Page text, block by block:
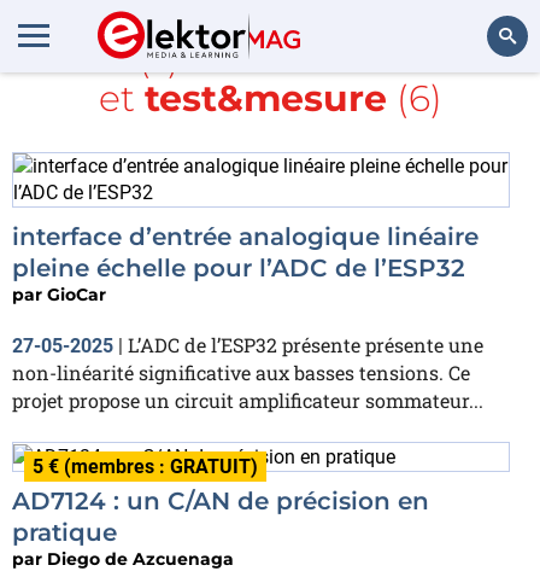
Rechercher
Article(s) avec la balise
ADC
et test&mesure (6)
interface d’entrée analogique linéaire
pleine échelle pour l’ADC de l’ESP32
par GioCar
27-05-2025 | L’ADC de l’ESP32 présente présente une
non-linéarité significative aux basses tensions. Ce
projet propose un circuit amplificateur sommateur...
5 € (membres : GRATUIT)
AD7124 : un C/AN de précision en
pratique
par Diego de Azcuenaga